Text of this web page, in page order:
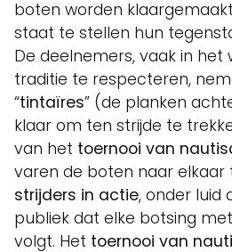
boten worden
staat te stellen hun
De deelnemers, vaak in het
traditie te respecteren,
“tintaïres” (de planken
klaar om ten strijde te
van het toernooi van
varen de boten naar elkaar
strijders in actie, onder luid
publiek dat elke botsing
volgt. Het toernooi van